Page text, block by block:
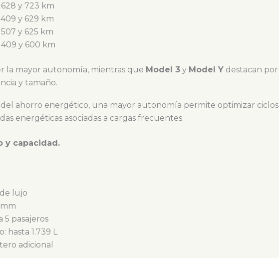
y 723 km
y 629 km
y 625 km
y 600 km
la mayor autonomía, mientras que Model 3 y Model Y destacan por
y tamaño.
ahorro energético, una mayor autonomía permite optimizar ciclos
energéticas asociadas a cargas frecuentes.
y capacidad.
lujo
5 pasajeros
hasta 1.739 L
adicional